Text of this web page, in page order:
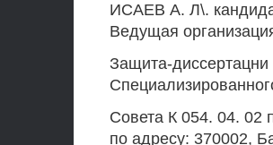
ИСАЕВ А. Л\.
Ведущая
Защита-диссертацни
Совета К 054. 04. 02
по адресу: 370002,